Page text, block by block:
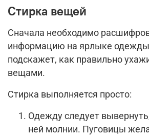
Стирка вещей
Сначала необходимо
информацию на ярлыке
подскажет, как правильно
вещами.
Стирка выполняется просто:
Одежду следует
ней молнии. Пуговицы